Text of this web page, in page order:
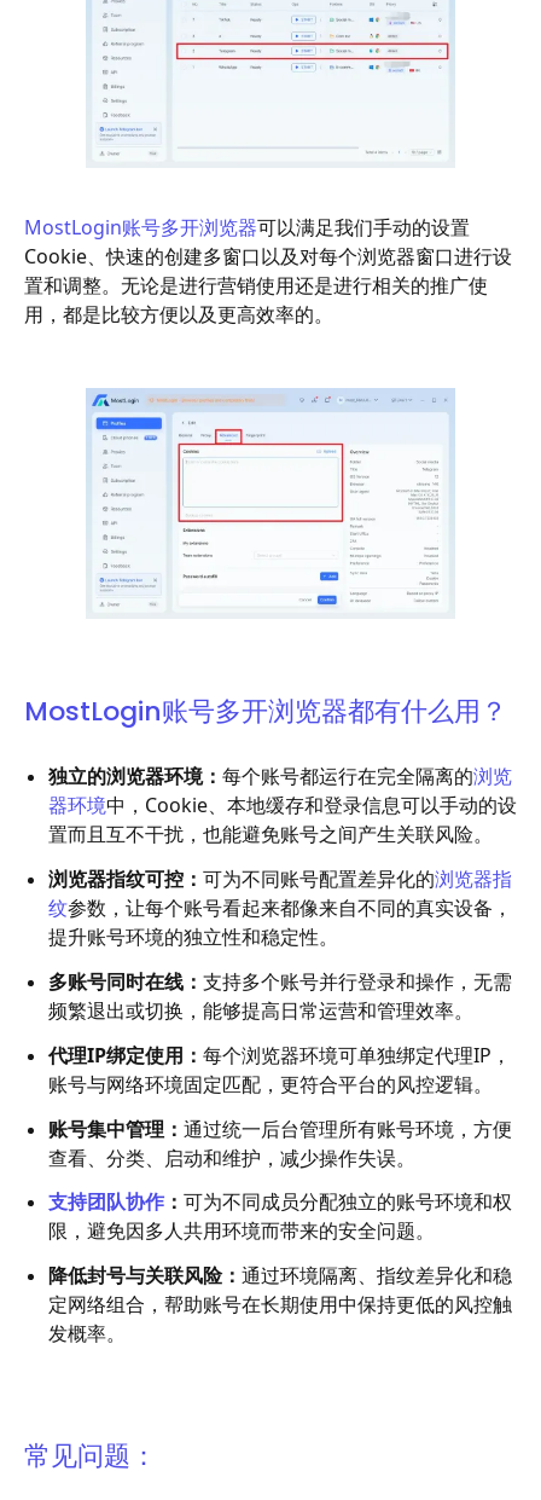
MostLogin账号多开浏览器可以满足我们手动的设置
Cookie、快速的创建多窗口以及对每个浏览器窗口进行设
置和调整。无论是进行营销使用还是进行相关的推广使
用，都是比较方便以及更高效率的。
MostLogin账号多开浏览器都有什么用？
独立的浏览器环境： 每个账号都运行在完全隔离的浏览
器环境中，Cookie、本地缓存和登录信息可以手动的设
置而且互不干扰，也能避免账号之间产生关联风险。
浏览器指纹可控： 可为不同账号配置差异化的浏览器指
纹参数，让每个账号看起来都像来自不同的真实设备，
提升账号环境的独立性和稳定性。
多账号同时在线： 支持多个账号并行登录和操作，无需
频繁退出或切换，能够提高日常运营和管理效率。
代理IP绑定使用： 每个浏览器环境可单独绑定代理IP，
账号与网络环境固定匹配，更符合平台的风控逻辑。
账号集中管理： 通过统一后台管理所有账号环境，方便
查看、分类、启动和维护，减少操作失误。
支持团队协作 ： 可为不同成员分配独立的账号环境和权
限，避免因多人共用环境而带来的安全问题。
降低封号与关联风险： 通过环境隔离、指纹差异化和稳
定网络组合，帮助账号在长期使用中保持更低的风控触
发概率。
常见问题：